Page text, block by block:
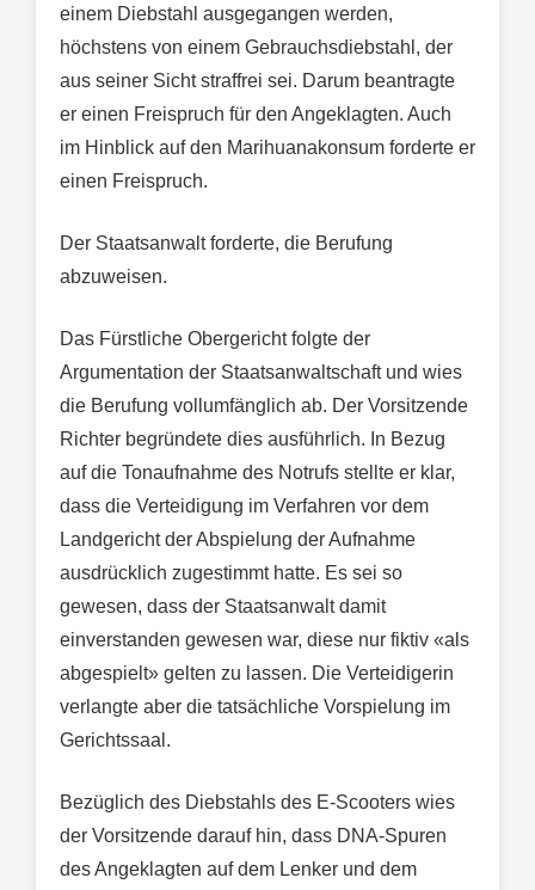
einem Diebstahl ausgegangen werden,
höchstens von einem Gebrauchsdiebstahl, der
aus seiner Sicht straffrei sei. Darum beantragte
er einen Freispruch für den Angeklagten. Auch
im Hinblick auf den Marihuanakonsum forderte er
einen Freispruch.
Der Staatsanwalt forderte, die Berufung
abzuweisen.
Das Fürstliche Obergericht folgte der
Argumentation der Staatsanwaltschaft und wies
die Berufung vollumfänglich ab. Der Vorsitzende
Richter begründete dies ausführlich. In Bezug
auf die Tonaufnahme des Notrufs stellte er klar,
dass die Verteidigung im Verfahren vor dem
Landgericht der Abspielung der Aufnahme
ausdrücklich zugestimmt hatte. Es sei so
gewesen, dass der Staatsanwalt damit
einverstanden gewesen war, diese nur fiktiv «als
abgespielt» gelten zu lassen. Die Verteidigerin
verlangte aber die tatsächliche Vorspielung im
Gerichtssaal.
Bezüglich des Diebstahls des E-Scooters wies
der Vorsitzende darauf hin, dass DNA-Spuren
des Angeklagten auf dem Lenker und dem